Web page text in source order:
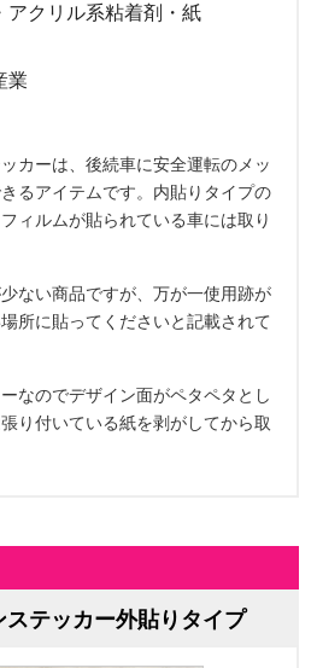
アクリル系粘着剤・紙
業
カーは、後続車に安全運転のメッ
るアイテムです。内貼りタイプの
ィルムが貼られている車には取り
ない商品ですが、万が一使用跡が
所に貼ってくださいと記載されて
なのでデザイン面がペタペタとし
り付いている紙を剥がしてから取
テッカー外貼りタイプ